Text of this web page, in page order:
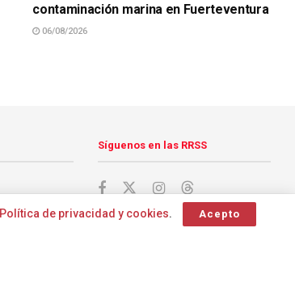
contaminación marina en Fuerteventura
06/08/2026
Síguenos en las RRSS
Política de privacidad y cookies. Acepto